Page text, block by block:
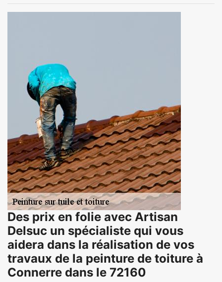
Des prix en folie avec Artisan
Delsuc un spécialiste qui vous
aidera dans la réalisation de vos
travaux de la peinture de toiture à
Connerre dans le 72160